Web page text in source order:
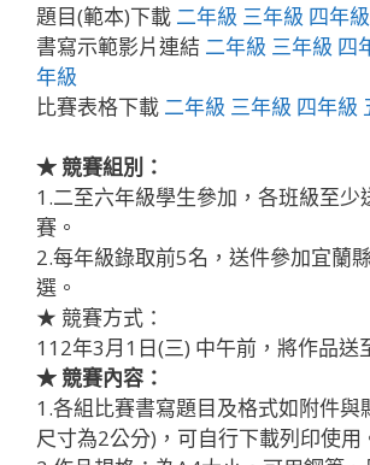
題目(範本)下載 二年級 三年級 四年級
書寫示範影片連結 二年級 三年級 四
年級
比賽表格下載 二年級 三年級 四年級
★ 競賽組別：
1.二至六年級學生參加，各班級至少
賽。
2.每年級錄取前5名，送件參加宜蘭
選。
★ 競賽方式：
112年3月1日(三) 中午前，將作品送
★ 競賽內容：
1.各組比賽書寫題目及格式如附件與
尺寸為2公分)，可自行下載列印使用